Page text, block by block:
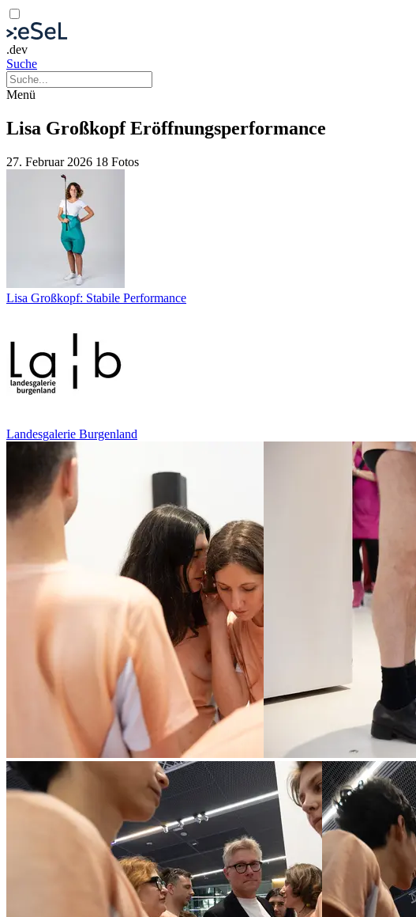
.dev
Suche
Menü
Lisa Großkopf Eröffnungsperformance
27. Februar 2026 18 Fotos
Lisa Großkopf: Stabile Performance
Landesgalerie Burgenland